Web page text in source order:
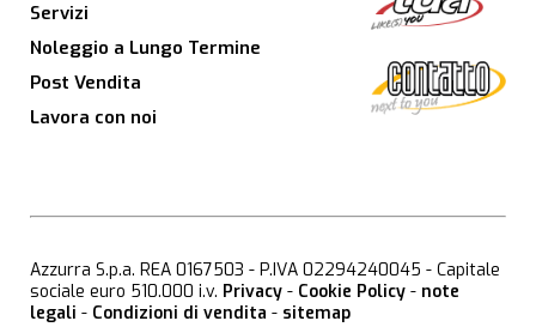
Servizi
Noleggio a Lungo Termine
Post Vendita
Lavora con noi
Azzurra S.p.a. REA 0167503 - P.IVA 02294240045 - Capitale
sociale euro 510.000 i.v. Privacy - Cookie Policy - note
legali - Condizioni di vendita - sitemap